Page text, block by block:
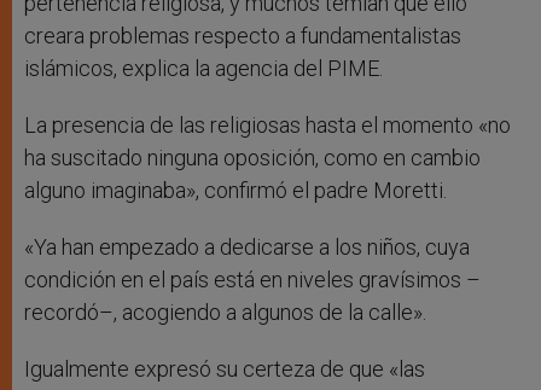
creara problemas respecto a fundamentalistas
islámicos, explica la agencia del PIME.
La presencia de las religiosas hasta el momento «no
ha suscitado ninguna oposición, como en cambio
alguno imaginaba», confirmó el padre Moretti.
«Ya han empezado a dedicarse a los niños, cuya
condición en el país está en niveles gravísimos –
recordó–, acogiendo a algunos de la calle».
Igualmente expresó su certeza de que «las